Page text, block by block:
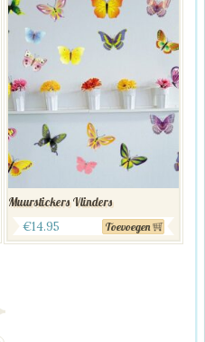
Muurstickers Vlinders
€14.95 Toevoegen